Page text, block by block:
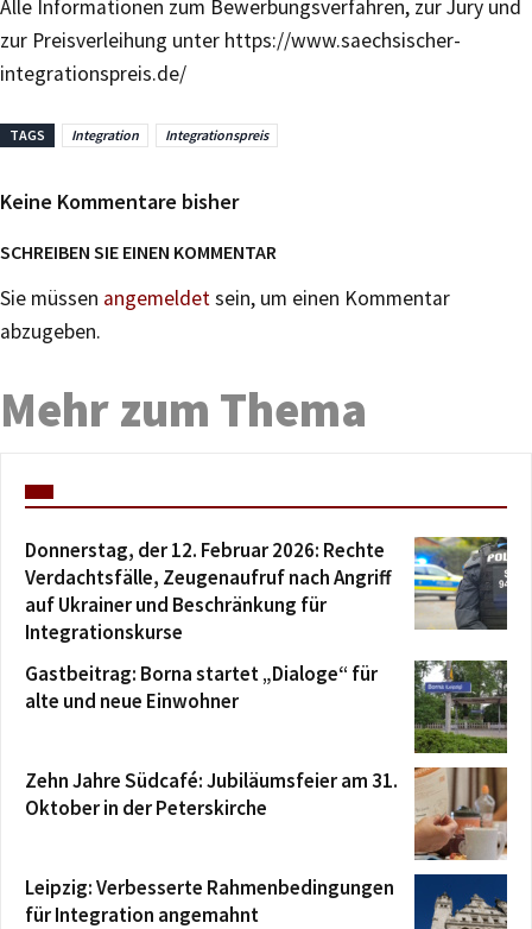
Alle Informationen zum Bewerbungsverfahren, zur Jury und
zur Preisverleihung unter https://www.saechsischer-
integrationspreis.de/
TAGS Integration Integrationspreis
Keine Kommentare bisher
SCHREIBEN SIE EINEN KOMMENTAR
Sie müssen angemeldetsein, um einen Kommentar
abzugeben.
Mehr zum Thema
Donnerstag, der 12. Februar 2026: Rechte
Verdachtsfälle, Zeugenaufruf nach Angriff
auf Ukrainer und Beschränkung für
Integrationskurse
Gastbeitrag: Borna startet „Dialoge“ für
alte und neue Einwohner
Zehn Jahre Südcafé: Jubiläumsfeier am 31.
Oktober in der Peterskirche
Leipzig: Verbesserte Rahmenbedingungen
für Integration angemahnt